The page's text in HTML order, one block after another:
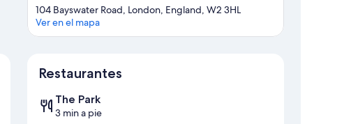
104 Bayswater Road, London, England, W2 3HL
Ver en el mapa
Restaurantes
The Park
3 min a pie